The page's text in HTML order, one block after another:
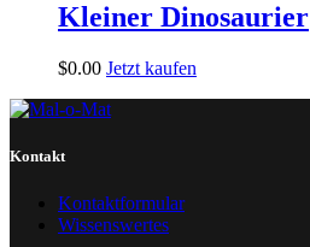
Kleiner Dinosaurier
$0.00 Jetzt kaufen
Kontakt
Kontaktformular
Wissenswertes